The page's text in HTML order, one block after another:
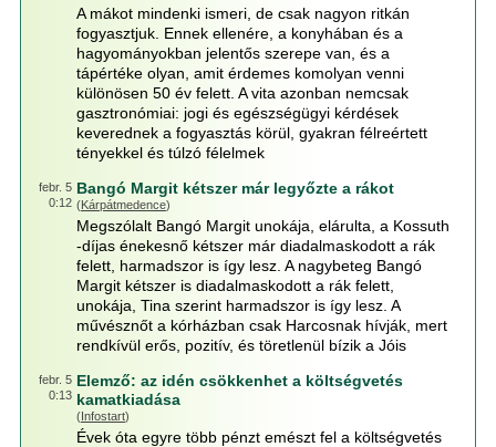
A mákot mindenki ismeri, de csak nagyon ritkán
fogyasztjuk. Ennek ellenére, a konyhában és a
hagyományokban jelentős szerepe van, és a
tápértéke olyan, amit érdemes komolyan venni
különösen 50 év felett. A vita azonban nemcsak
gasztronómiai: jogi és egészségügyi kérdések
keverednek a fogyasztás körül, gyakran félreértett
tényekkel és túlzó félelmek
febr. 5
0:12
Bangó Margit kétszer már legyőzte a rákot
(Kárpátmedence)
Megszólalt Bangó Margit unokája, elárulta, a Kossuth
-díjas énekesnő kétszer már diadalmaskodott a rák
felett, harmadszor is így lesz. A nagybeteg Bangó
Margit kétszer is diadalmaskodott a rák felett,
unokája, Tina szerint harmadszor is így lesz. A
művésznőt a kórházban csak Harcosnak hívják, mert
rendkívül erős, pozitív, és töretlenül bízik a Jóis
febr. 5
0:13
Elemző: az idén csökkenhet a költségvetés
kamatkiadása
(Infostart)
Évek óta egyre több pénzt emészt fel a költségvetés